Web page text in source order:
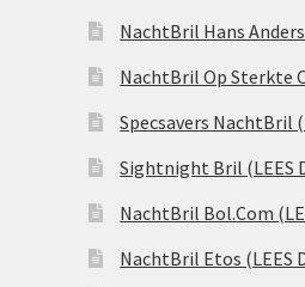
NachtBril Hans Anders
NachtBril Op Sterkte
Specsavers NachtBril
Sightnight Bril (LEES
NachtBril Bol.Com
NachtBril Etos (LEES